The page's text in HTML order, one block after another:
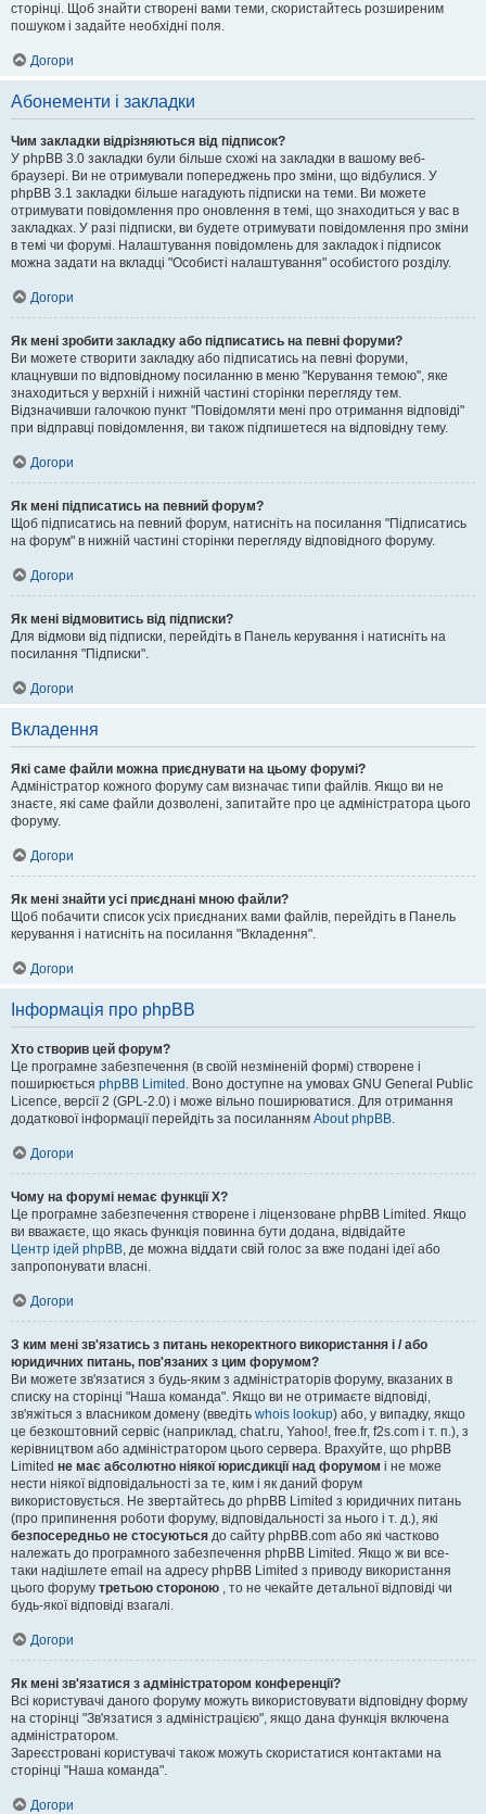
сторінці. Щоб знайти створені вами теми, скористайтесь розширеним
пошуком і задайте необхідні поля.
Догори
Абонементи і закладки
Чим закладки відрізняються від підписок?
У phpBB 3.0 закладки були більше схожі на закладки в вашому веб-
браузері. Ви не отримували попереджень про зміни, що відбулися. У
phpBB 3.1 закладки більше нагадують підписки на теми. Ви можете
отримувати повідомлення про оновлення в темі, що знаходиться у вас в
закладках. У разі підписки, ви будете отримувати повідомлення про зміни
в темі чи форумі. Налаштування повідомлень для закладок і підписок
можна задати на вкладці "Особисті налаштування" особистого розділу.
Догори
Як мені зробити закладку або підписатись на певні форуми?
Ви можете створити закладку або підписатись на певні форуми,
клацнувши по відповідному посиланню в меню "Керування темою", яке
знаходиться у верхній і нижній частині сторінки перегляду тем.
Відзначивши галочкою пункт "Повідомляти мені про отримання відповіді"
при відправці повідомлення, ви також підпишетеся на відповідну тему.
Догори
Як мені підписатись на певний форум?
Щоб підписатись на певний форум, натисніть на посилання "Підписатись
на форум" в нижній частині сторінки перегляду відповідного форуму.
Догори
Як мені відмовитись від підписки?
Для відмови від підписки, перейдіть в Панель керування і натисніть на
посилання "Підписки".
Догори
Вкладення
Які саме файли можна приєднувати на цьому форумі?
Адміністратор кожного форуму сам визначає типи файлів. Якщо ви не
знаєте, які саме файли дозволені, запитайте про це адміністратора цього
форуму.
Догори
Як мені знайти усі приєднані мною файли?
Щоб побачити список усіх приєднаних вами файлів, перейдіть в Панель
керування і натисніть на посилання "Вкладення".
Догори
Інформація про phpBB
Хто створив цей форум?
Це програмне забезпечення (в своїй незміненій формі) створене і
поширюється phpBB Limited . Воно доступне на умовах GNU General Public
Licence, версії 2 (GPL-2.0) і може вільно поширюватися. Для отримання
додаткової інформації перейдіть за посиланням About phpBB.
Догори
Чому на форумі немає функції X?
Це програмне забезпечення створене і ліцензоване phpBB Limited. Якщо
ви вважаєте, що якась функція повинна бути додана, відвідайте
Центр ідей phpBB, де можна віддати свій голос за вже подані ідеї або
запропонувати власні.
Догори
З ким мені зв'язатись з питань некоректного використання і / або
юридичних питань, пов'язаних з цим форумом?
Ви можете зв'язатися з будь-яким з адміністраторів форуму, вказаних в
списку на сторінці "Наша команда". Якщо ви не отримаєте відповіді,
зв'яжіться з власником домену (введіть whois lookup) або, у випадку, якщо
це безкоштовний сервіс (наприклад, chat.ru, Yahoo!, free.fr, f2s.com і т. п.), з
керівництвом або адміністратором цього сервера. Врахуйте, що phpBB
Limited не має абсолютно ніякої юрисдикції над форумом і не може
нести ніякої відповідальності за те, ким і як даний форум
використовується. Не звертайтесь до phpBB Limited з юридичних питань
(про припинення роботи форуму, відповідальності за нього і т. д.), які
безпосередньо не стосуються до сайту phpBB.com або які частково
належать до програмного забезпечення phpBB Limited. Якщо ж ви все-
таки надішлете email на адресу phpBB Limited з приводу використання
цього форуму третьою стороною , то не чекайте детальної відповіді чи
будь-якої відповіді взагалі.
Догори
Як мені зв'язатися з адміністратором конференції?
Всі користувачі даного форуму можуть використовувати відповідну форму
на сторінці "Зв'язатися з адміністрацією", якщо дана функція включена
адміністратором.
Зареєстровані користувачі також можуть скористатися контактами на
сторінці "Наша команда".
Догори